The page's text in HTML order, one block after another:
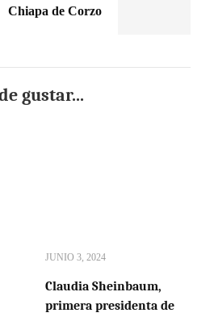
Chiapa de Corzo
gustar...
JUNIO 3, 2024
Claudia Sheinbaum,
primera presidenta de